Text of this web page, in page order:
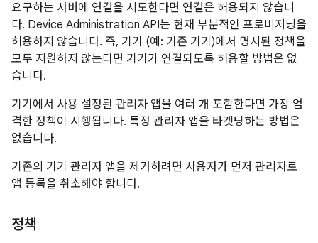
요구하는 서버에 연결을 시도한다면 연결은 허용되지 않습니
다. Device Administration API는 현재 부분적인 프로비저닝을
허용하지 않습니다. 즉, 기기 (예: 기존 기기)에서 명시된 정책을
모두 지원하지 않는다면 기기가 연결되도록 허용할 방법은 없
습니다.
기기에서 사용 설정된 관리자 앱을 여러 개 포함한다면 가장 엄
격한 정책이 시행됩니다. 특정 관리자 앱을 타겟팅하는 방법은
없습니다.
기존의 기기 관리자 앱을 제거하려면 사용자가 먼저 관리자로
앱 등록을 취소해야 합니다.
정책